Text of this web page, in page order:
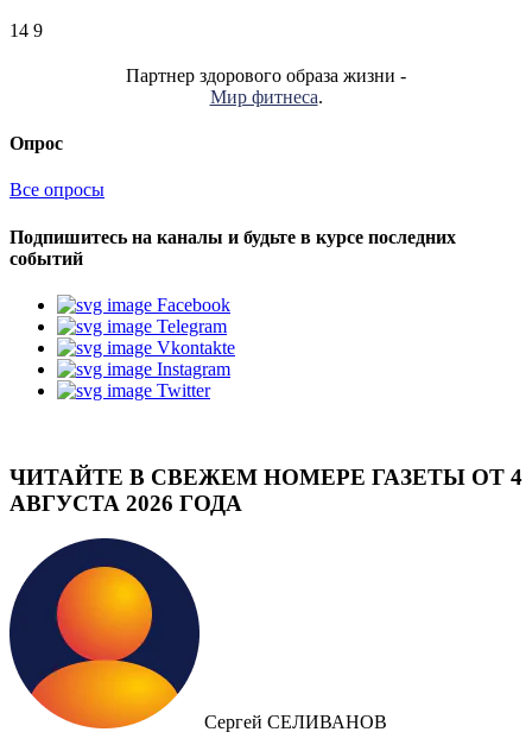
14 9
Партнер здорового образа жизни -
Мир фитнеса.
Опрос
Все опросы
Подпишитесь на каналы и будьте в курсе последних
событий
Facebook
Telegram
Vkontakte
Instagram
Twitter
ЧИТАЙТЕ В СВЕЖЕМ НОМЕРЕ ГАЗЕТЫ ОТ 4
АВГУСТА 2026 ГОДА
Сергей СЕЛИВАНОВ